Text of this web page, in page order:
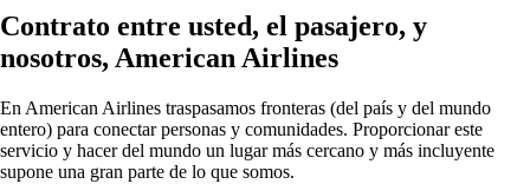
Contrato entre usted, el pasajero, y
nosotros, American Airlines
En American Airlines traspasamos fronteras (del país y del mundo
entero) para conectar personas y comunidades. Proporcionar este
servicio y hacer del mundo un lugar más cercano y más incluyente
supone una gran parte de lo que somos.